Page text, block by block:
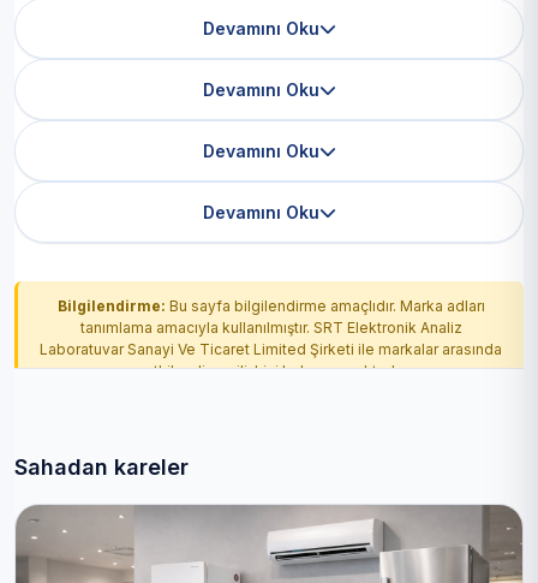
Devamını Oku
Devamını Oku
Devamını Oku
Devamını Oku
Bilgilendirme: Bu sayfa bilgilendirme amaçlıdır. Marka adları
tanımlama amacıyla kullanılmıştır. SRT Elektronik Analiz
Laboratuvar Sanayi Ve Ticaret Limited Şirketi ile markalar arasında
yetkilendirme ilişkisi bulunmamaktadır.
Sahadan kareler